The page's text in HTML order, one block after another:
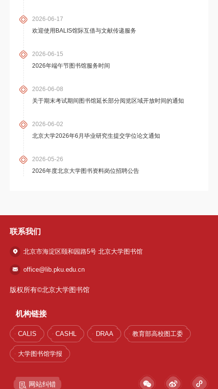
2026-06-17
欢迎使用BALIS馆际互借与文献传递服务
2026-06-15
2026年端午节图书馆服务时间
2026-06-08
关于期末考试期间图书馆延长部分阅览区域开放时间的通知
2026-06-02
北京大学2026年6月毕业研究生提交学位论文通知
2026-05-26
2026年度北京大学图书资料岗位招聘公告
联系我们
北京市海淀区颐和园路5号 北京大学图书馆
office@lib.pku.edu.cn
版权所有©北京大学图书馆
机构链接
CALIS CASHL DRAA 教育部高校图工委
大学图书馆学报
网站纠错